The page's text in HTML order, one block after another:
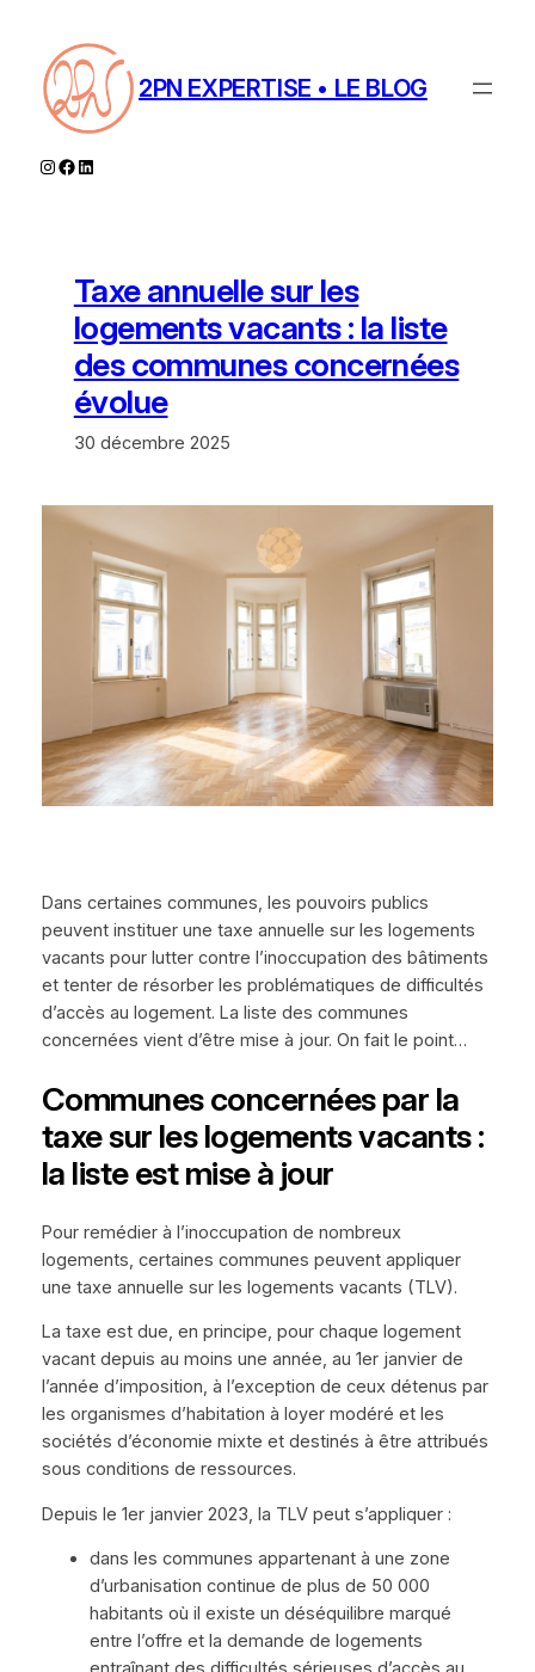
contenu
2PN EXPERTISE • LE BLOG
Instagram
Facebook
LinkedIn
Taxe annuelle sur les
logements vacants : la liste
des communes concernées
évolue
30 décembre 2025
Dans certaines communes, les pouvoirs publics
peuvent instituer une taxe annuelle sur les logements
vacants pour lutter contre l’inoccupation des bâtiments
et tenter de résorber les problématiques de difficultés
d’accès au logement. La liste des communes
concernées vient d’être mise à jour. On fait le point…
Communes concernées par la
taxe sur les logements vacants :
la liste est mise à jour
Pour remédier à l’inoccupation de nombreux
logements, certaines communes peuvent appliquer
une taxe annuelle sur les logements vacants (TLV).
La taxe est due, en principe, pour chaque logement
vacant depuis au moins une année, au 1er janvier de
l’année d’imposition, à l’exception de ceux détenus par
les organismes d’habitation à loyer modéré et les
sociétés d’économie mixte et destinés à être attribués
sous conditions de ressources.
Depuis le 1er janvier 2023, la TLV peut s’appliquer :
dans les communes appartenant à une zone
d’urbanisation continue de plus de 50 000
habitants où il existe un déséquilibre marqué
entre l’offre et la demande de logements